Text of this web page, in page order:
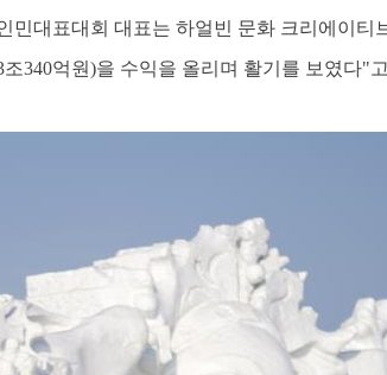
대표대회 대표는 하얼빈 문화 크리에이티
340억원)을 수익을 올리며 활기를 보였다"